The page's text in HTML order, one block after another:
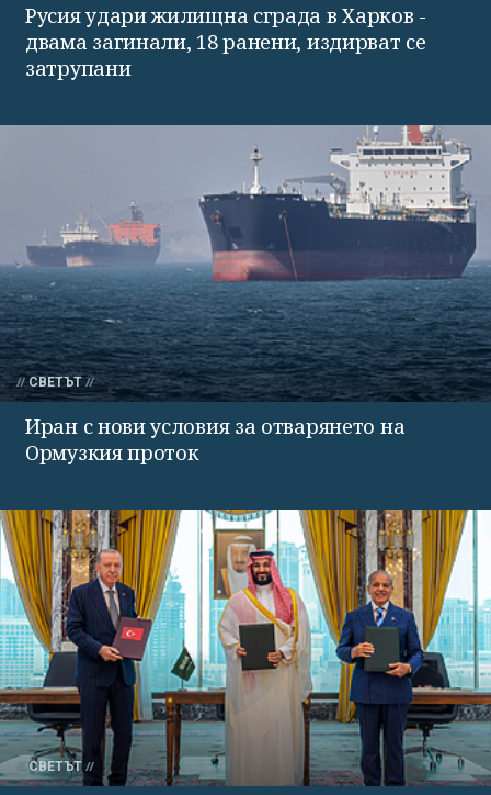
Русия удари жилищна сграда в Харков -
двама загинали, 18 ранени, издирват се
затрупани
СВЕТЪТ
Иран с нови условия за отварянето на
Ормузкия проток
СВЕТЪТ